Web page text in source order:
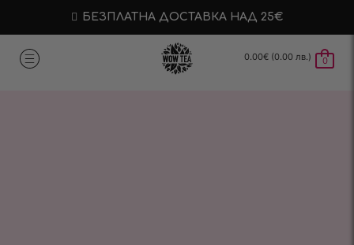
БЕЗПЛАТНА ДОСТАВКА НАД 25€
0.00€ (0.00 лв.) 0